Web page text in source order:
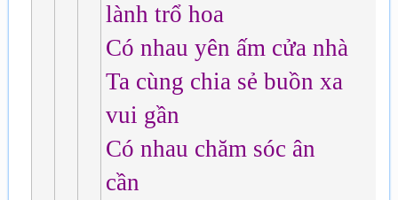
lành trổ hoa
Có nhau yên ấm cửa nhà
Ta cùng chia sẻ buồn xa
vui gần
Có nhau chăm sóc ân
cần